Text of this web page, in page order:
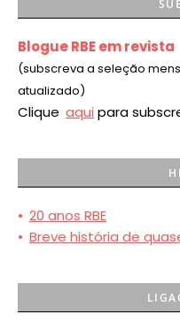
Blogue RBE em revista
(subscreva a seleção
atualizado)
Clique aqui para
• 20 anos RBE
• Breve história de